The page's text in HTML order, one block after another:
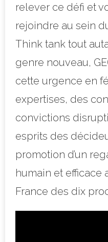
relever ce défi et
rejoindre au sein
Think tank tout
genre nouveau,
cette urgence en
expertises, des
convictions
esprits des
promotion d’un
humain et efficace
France des dix